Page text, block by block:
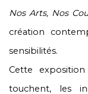
Nos Arts, Nos
création
sensibilités.
Cette
touchent, les